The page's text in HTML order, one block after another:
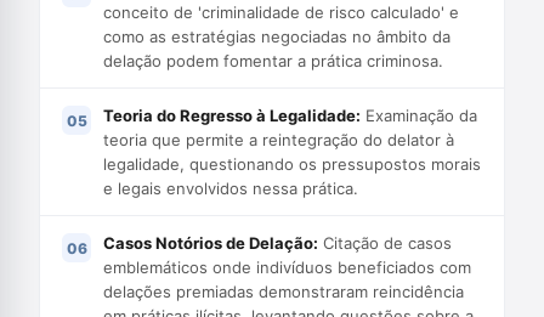
conceito de 'criminalidade de risco calculado' e
como as estratégias negociadas no âmbito da
delação podem fomentar a prática criminosa.
Teoria do Regresso à Legalidade: Examinação da
teoria que permite a reintegração do delator à
legalidade, questionando os pressupostos morais
e legais envolvidos nessa prática.
Casos Notórios de Delação: Citação de casos
emblemáticos onde indivíduos beneficiados com
delações premiadas demonstraram reincidência